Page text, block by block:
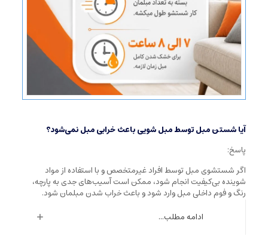
آیا شستن مبل توسط مبل شویی باعث خرابی مبل نمی‌شود؟
پاسخ:
اگر شستشوی مبل توسط افراد غیرمتخصص و با استفاده از مواد
شوینده بی‌کیفیت انجام شود، ممکن است آسیب‌های جدی به پارچه،
رنگ و فوم داخلی مبل وارد شود و باعث خراب شدن مبلمان شود.
ادامه مطلب...